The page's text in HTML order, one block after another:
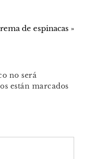
de espinacas »
no será
están marcados